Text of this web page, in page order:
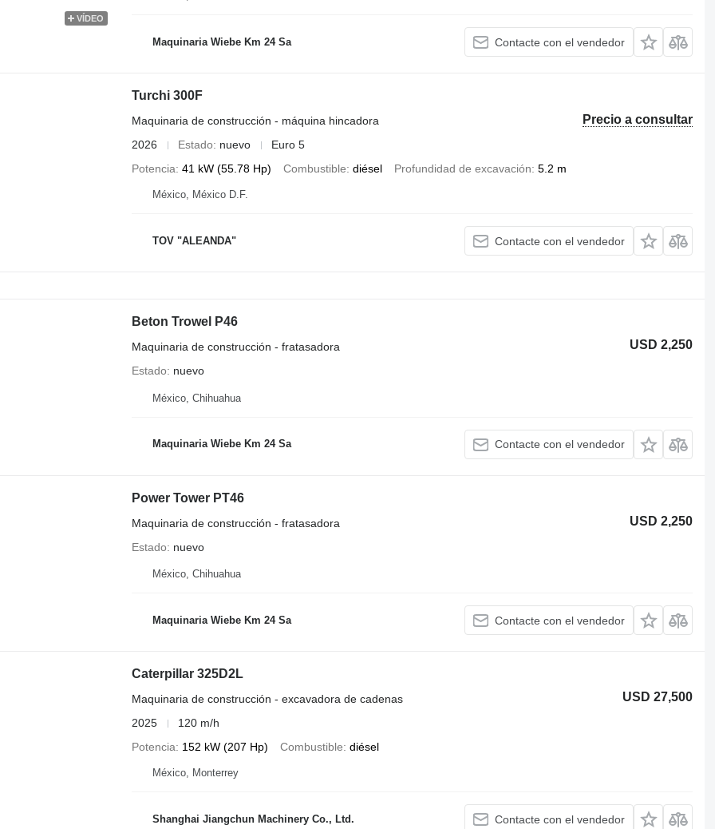
VÍDEO
Maquinaria Wiebe Km 24 Sa Contacte con el vendedor
Turchi 300F
Precio a consultar
Maquinaria de construcción - máquina hincadora
2026
Estado nuevo
Euro 5
Potencia 41 kW (55.78 Hp) Combustible diésel Profundidad de excavación 5.2 m
México, México D.F.
TOV "ALEANDA" Contacte con el vendedor
Beton Trowel P46
USD 2,250
Maquinaria de construcción - fratasadora
Estado
nuevo
México, Chihuahua
Maquinaria Wiebe Km 24 Sa Contacte con el vendedor
Power Tower PT46
USD 2,250
Maquinaria de construcción - fratasadora
Estado
nuevo
México, Chihuahua
Maquinaria Wiebe Km 24 Sa Contacte con el vendedor
Caterpillar 325D2L
USD 27,500
Maquinaria de construcción - excavadora de cadenas
2025
120 m/h
Potencia
152 kW (207 Hp) Combustible diésel
México, Monterrey
Shanghai Jiangchun Machinery Co., Ltd. Contacte con el vendedor